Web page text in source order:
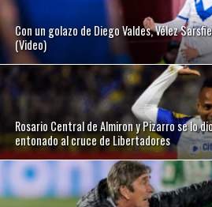
Con un golazo de Diego Valdes, Vélez
(Video)
Rosario Central de Almiron y Pizarro se lo
entonado al cruce de Libertadores